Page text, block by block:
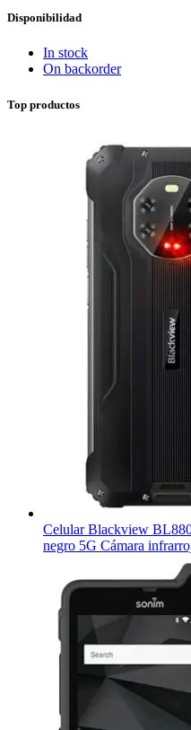
Disponibilidad
In stock
On backorder
Top productos
Celular Blackview
negro 5G Cámara